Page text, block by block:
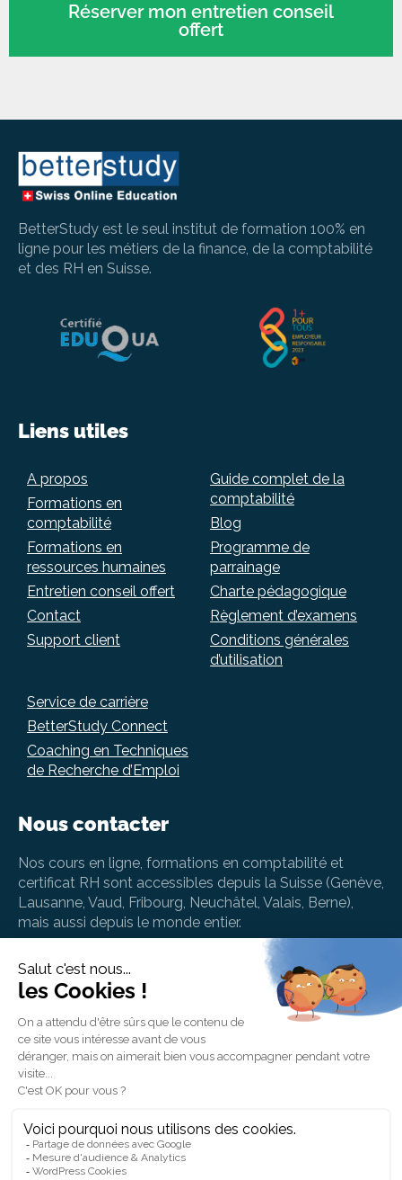
Réserver mon entretien conseil
offert
BetterStudy est le seul institut de formation 100% en
ligne pour les métiers de la finance, de la comptabilité
et des RH en Suisse.
Liens utiles
A propos
Formations en
comptabilité
Formations en
ressources humaines
Entretien conseil offert
Contact
Support client
Guide complet de la
comptabilité
Blog
Programme de
parrainage
Charte pédagogique
Règlement d’examens
Conditions générales
d’utilisation
Service de carrière
BetterStudy Connect
Coaching en Techniques
de Recherche d’Emploi
Nous contacter
Nos cours en ligne, formations en comptabilité et
certificat RH sont accessibles depuis la Suisse (Genève,
Lausanne, Vaud, Fribourg, Neuchâtel, Valais, Berne),
mais aussi depuis le monde entier.
+41 (0) 22 535 41 94
BetterStudy SA, Rue de Chantepoulet 10, 1201
Genève, Suisse
BetterStudy AG, Strehlgasse 2, 8001 Zürich,
Schweiz
formation ? Contactez notre support